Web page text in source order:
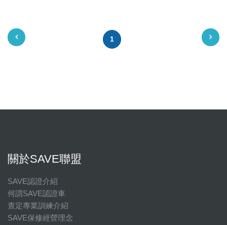
1
關於SAVE聯盟
SAVE認證介紹
何謂SAVE認證車
查定專業訓練介紹
SAVE保修經營理念